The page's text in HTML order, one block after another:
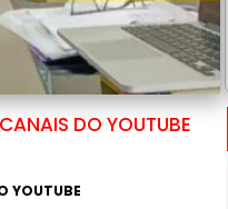
DO YOUTUBE
YOUTUBE